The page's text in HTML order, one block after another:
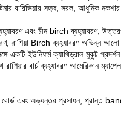
বারিভিয়ার সহজ, সরল, আধুনিক
এবং চীন birch ব্যহ্যাবরণ,
রাশিয়া Birch ব্যহ্যাবরণ অভিন্ন আলো
ইউনিফর্ম ক্যাথিড্রাল মুকুট প্রদর্শন
বার্চ ব্যহ্যাবরণ আমেরিকান
এবং অভ্যন্তর প্রসাধন, প্রান্ত